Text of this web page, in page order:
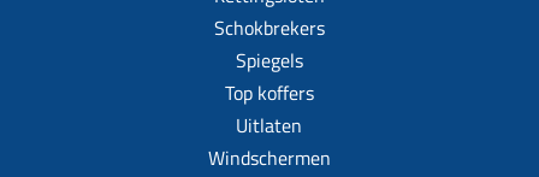
Schokbrekers
Spiegels
Top koffers
Uitlaten
Windschermen